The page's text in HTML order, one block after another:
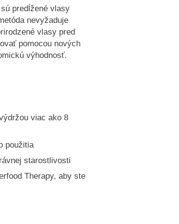
predĺžené vlasy
nevyžaduje
vlasy pred
pomocou nových
výhodnosť.
viac ako 8
použitia
starostlivosti
Therapy, aby ste